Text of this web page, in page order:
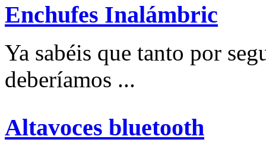
Enchufes Inalámbric
Ya sabéis que tanto por
deberíamos ...
Altavoces bluetooth